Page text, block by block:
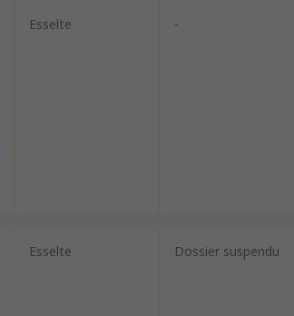
Esselte -
Esselte Dossier suspendu